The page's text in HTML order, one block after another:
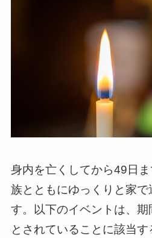
身内を亡くしてから49日
族とともにゆっくりと家
す。以下のイベントは、
とされていることに該当す